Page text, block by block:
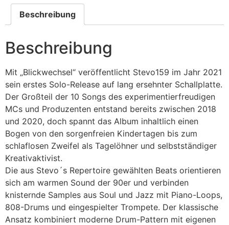
Beschreibung
Beschreibung
Mit „Blickwechsel“ veröffentlicht Stevo159 im Jahr 2021
sein erstes Solo-Release auf lang ersehnter Schallplatte.
Der Großteil der 10 Songs des experimentierfreudigen
MCs und Produzenten entstand bereits zwischen 2018
und 2020, doch spannt das Album inhaltlich einen
Bogen von den sorgenfreien Kindertagen bis zum
schlaflosen Zweifel als Tagelöhner und selbstständiger
Kreativaktivist.
Die aus Stevo´s Repertoire gewählten Beats orientieren
sich am warmen Sound der 90er und verbinden
knisternde Samples aus Soul und Jazz mit Piano-Loops,
808-Drums und eingespielter Trompete. Der klassische
Ansatz kombiniert moderne Drum-Pattern mit eigenen